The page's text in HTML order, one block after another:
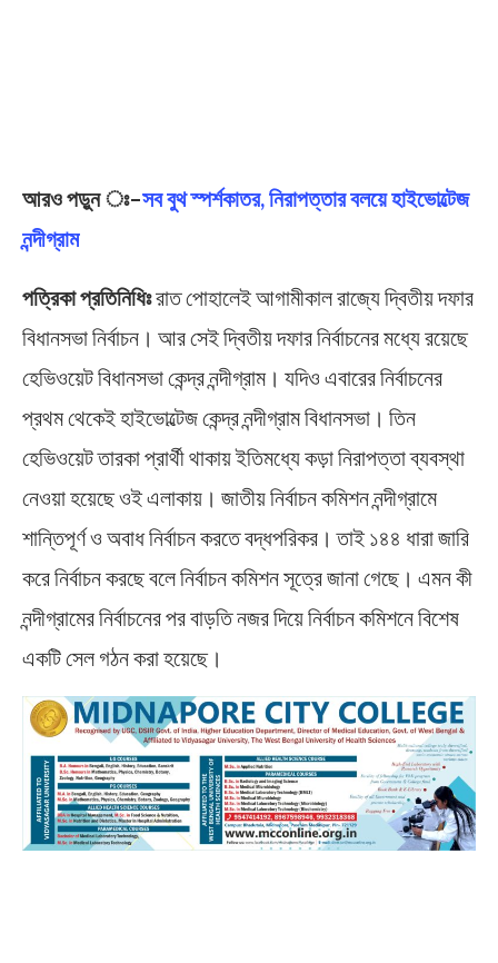
আরও পড়ুন ঃ–সব বুথ স্পর্শকাতর, নিরাপত্তার বলয়ে হাইভোল্টেজ
নন্দীগ্রাম
পত্রিকা প্রতিনিধিঃরাত পোহালেই আগামীকাল রাজ্যে দ্বিতীয় দফার
বিধানসভা নির্বাচন। আর সেই দ্বিতীয় দফার নির্বাচনের মধ্যে রয়েছে
হেভিওয়েট বিধানসভা কেন্দ্র নন্দীগ্রাম। যদিও এবারের নির্বাচনের
প্রথম থেকেই হাইভোল্টেজ কেন্দ্র নন্দীগ্রাম বিধানসভা। তিন
হেভিওয়েট তারকা প্রার্থী থাকায় ইতিমধ্যে কড়া নিরাপত্তা ব্যবস্থা
নেওয়া হয়েছে ওই এলাকায়। জাতীয় নির্বাচন কমিশন নন্দীগ্রামে
শান্তিপূর্ণ ও অবাধ নির্বাচন করতে বদ্ধপরিকর। তাই ১৪৪ ধারা জারি
করে নির্বাচন করছে বলে নির্বাচন কমিশন সূত্রে জানা গেছে। এমন কী
নন্দীগ্রামের নির্বাচনের পর বাড়তি নজর দিয়ে নির্বাচন কমিশনে বিশেষ
একটি সেল গঠন করা হয়েছে।